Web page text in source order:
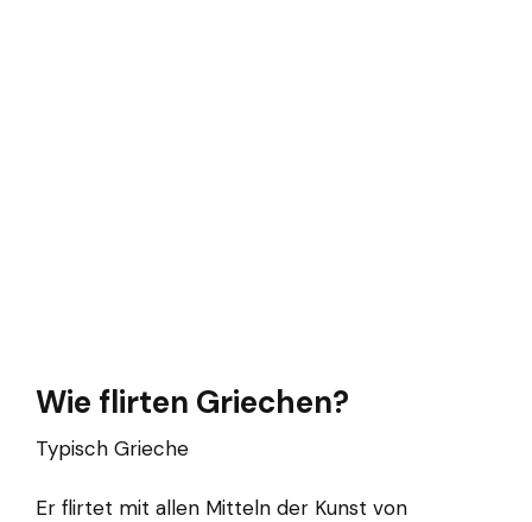
Wie flirten Griechen?
Typisch Grieche
Er flirtet mit allen Mitteln der Kunst von